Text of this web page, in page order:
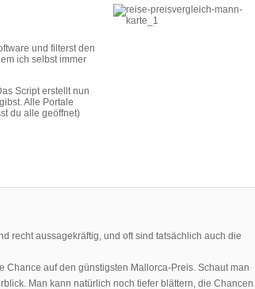
und filterst den
ich selbst immer
Script erstellt nun
Alle Portale
du alle geöffnet)
recht aussagekräftig, und oft sind tatsächlich auch die
auf den günstigsten Mallorca-Preis. Schaut man
Man kann natürlich noch tiefer blättern, die Chancen